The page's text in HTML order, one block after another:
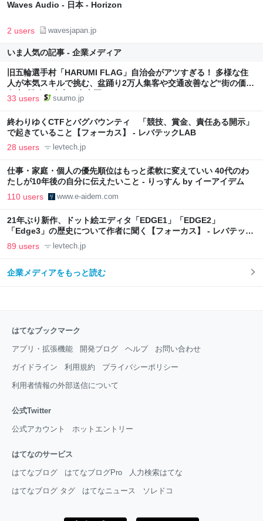
Waves Audio - 日本 - Horizon
2 users wavesjapan.jp
いま人気の記事 - 企業メディア
旧五輪選手村「HARUMI FLAG」自治会がアツすぎる！ 多様な住
人が本気スキルで挑む、盆踊り2万人集客や交通改善など“街の価値
向上”戦略 東京・中央区
33 users suumo.jp
終わりゆくCTFとバグバウンティ 「競技、賞金、責任ある開示」
で起きていること【フォーカス】 - レバテックLAB
28 users levtech.jp
仕事・家庭・個人の優先順位はもっと柔軟に変えていい 40代のわ
たしが10年後の自分に伝えたいこと - りっすん by イーアイデム
110 users www.e-aidem.com
21年ぶり新作、ドット絵エディタ「EDGE1」「EDGE2」
「Edge3」の歴史について作者に聞く【フォーカス】 - レバテック
LAB
89 users levtech.jp
企業メディアをもっと読む
はてなブックマーク
アプリ・拡張機能 開発ブログ ヘルプ お問い合わせ
ガイドライン 利用規約 プライバシーポリシー
利用者情報の外部送信について
公式Twitter
公式アカウント ホットエントリー
はてなのサービス
はてなブログ はてなブログPro 人力検索はてな
はてなブログ タグ はてなニュース ソレドコ